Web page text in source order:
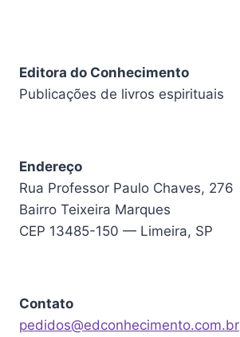
Editora do Conhecimento
Publicações de livros espirituais
Endereço
Rua Professor Paulo Chaves, 276
Bairro Teixeira Marques
CEP 13485-150 — Limeira, SP
Contato
pedidos@edconhecimento.com.br